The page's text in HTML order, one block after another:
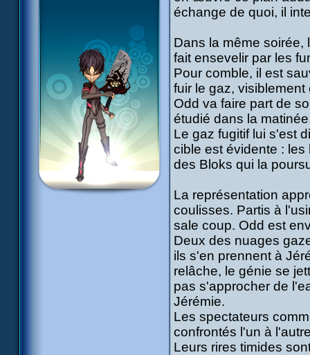
échange de quoi, il
Dans la même
fait ensevelir par les
Pour comble, il est
fuir le gaz,
Odd va faire part de
étudié dans la
Le gaz fugitif lui s'est
cible est évidente :
des Bloks qui la
La représentation
coulisses. Partis à
sale coup. Odd est
Deux des nuages
ils s'en prennent à
relâche, le génie se
pas s'approcher de
Jérémie.
Les spectateurs
confrontés l'un à
Leurs rires timides